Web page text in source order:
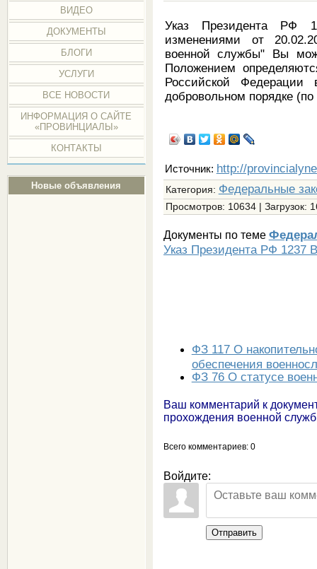
ВИДЕО
ДОКУМЕНТЫ
БЛОГИ
УСЛУГИ
ВСЕ НОВОСТИ
ИНФОРМАЦИЯ О САЙТЕ
«ПРОВИНЦИАЛЫ»
КОНТАКТЫ
Новые объявления
Указ Президента РФ
изменениями от
военной службы" Вы
Положением
Российской
добровольном порядке (по
Источник: http://
Категория: Федеральные
Просмотров: 10634 | Загрузок:
Документы по теме
Указ Президента РФ 1237
ФЗ 117 О
обеспечения
ФЗ 76 О статусе
Ваш комментарий к
прохождения военной
Всего комментариев: 0
Войдите:
Отправить